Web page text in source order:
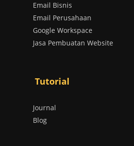
Email Bisnis
Email Perusahaan
Google Workspace
Jasa Pembuatan Website
Tutorial
Journal
Blog